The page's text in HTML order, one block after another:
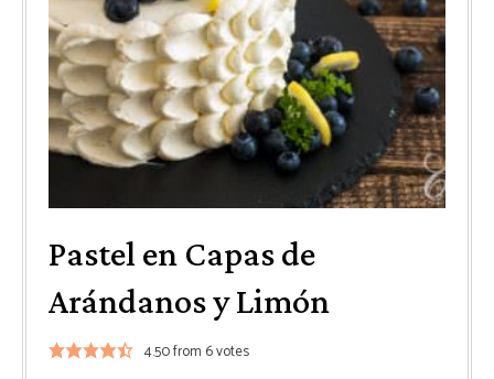
Pastel en Capas de
Arándanos y Limón
4.50from 6votes